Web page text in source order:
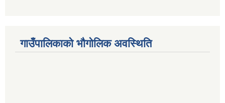
गाउँपालिकाको भौगोलिक अवस्थिति